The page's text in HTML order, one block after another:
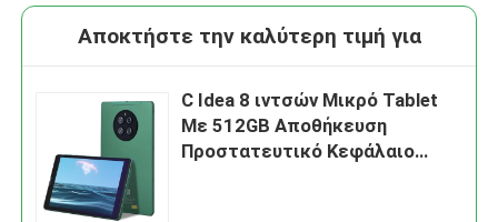
Αποκτήστε την καλύτερη τιμή για
C Idea 8 ιντσών Μικρό Tablet
Με 512GB Αποθήκευση
Προστατευτικό Κεφάλαιο